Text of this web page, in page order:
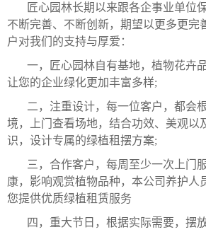
匠心园林长期以来跟各企事业单位
不断完善、不断创新，期望以更多更完
户对我们的支持与厚爱：
一，匠心园林自有基地，植物花卉
让您的企业绿化更加丰富多样;
二，注重设计，每一位客户，都会
境，上门查看场地，结合功效、美观以
识，设计专属的绿植租摆方案;
三，合作客户，每周至少一次上门
康，影响观赏植物品种，本公司养护人
您提供优质绿植租赁服务
四，重大节日，根据实际需要，摆